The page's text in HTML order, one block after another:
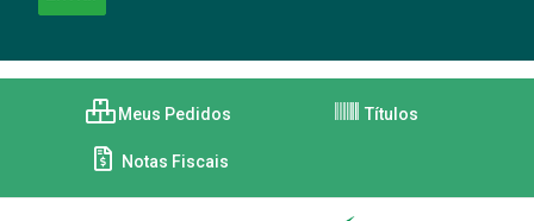
Meus Pedidos Títulos
Notas Fiscais